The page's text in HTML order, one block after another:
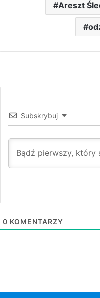
Areszt
Subskrybuj
0 KOMENTARZY